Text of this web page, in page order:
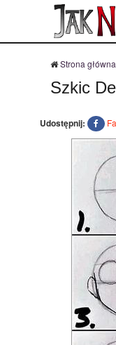
Strona główna
Szkic
Udostępnij: